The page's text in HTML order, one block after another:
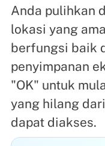
Anda pulihkan
lokasi yang
berfungsi baik
penyimpanan
"OK" untuk
yang hilang
dapat diakses.